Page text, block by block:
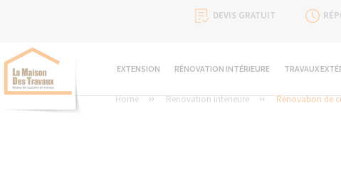
DEVIS GRATUIT
EXTENSION RÉNOVATION INTÉRIEURE TRAVAUX
Home Rénovation intérieure Rénovation de